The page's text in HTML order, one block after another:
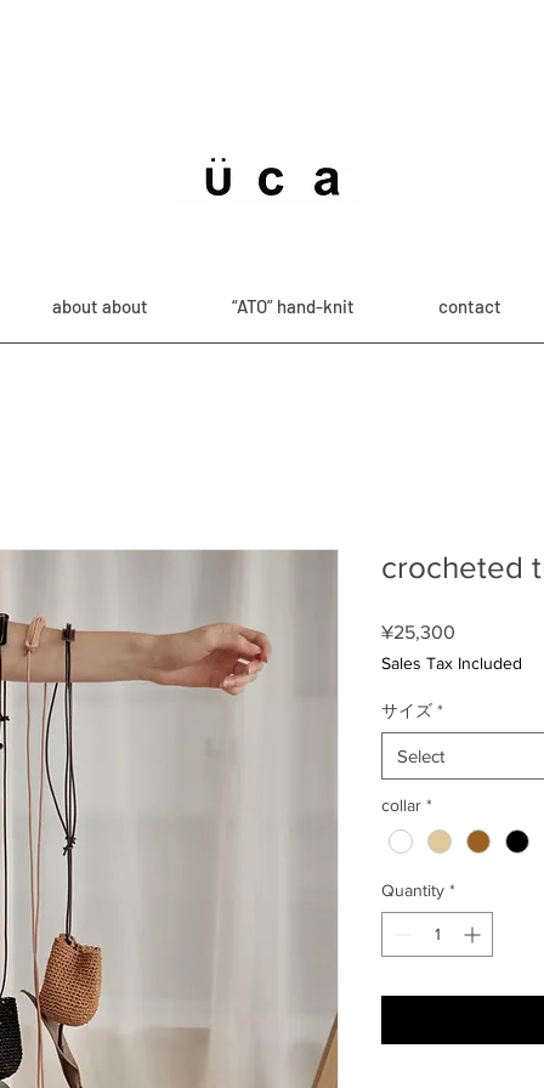
about about “ATO” hand-knit contact
crocheted
¥25,300
Sales Tax Included
サイズ *
Select
collar *
Quantity *